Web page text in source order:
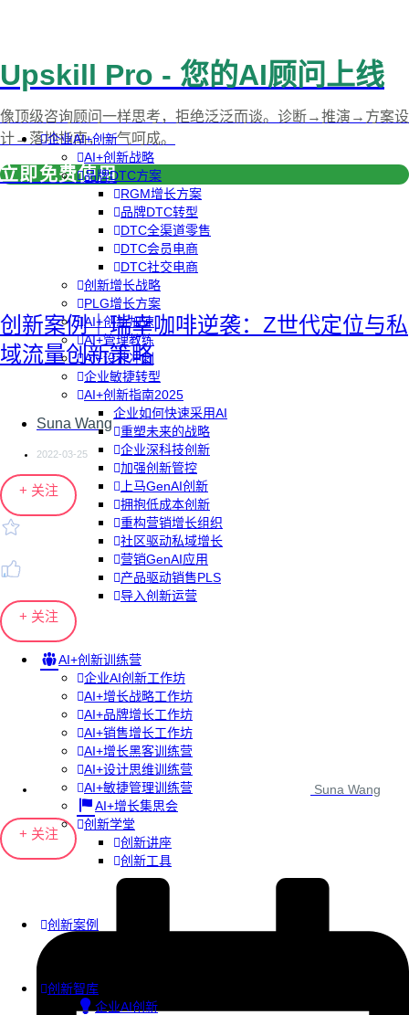
企业AI+创新
AI+创新战略
品牌DTC方案
RGM增长方案
品牌DTC转型
DTC全渠道零售
DTC会员电商
DTC社交电商
创新增长战略
PLG增长方案
AI+创新加速
AI+管理教练
AI+设计冲刺
企业敏捷转型
AI+创新指南2025
企业如何快速采用AI
重塑未来的战略
企业深科技创新
加强创新管控
上马GenAI创新
拥抱低成本创新
重构营销增长组织
社区驱动私域增长
营销GenAI应用
产品驱动销售PLS
导入创新运营
AI+创新训练营
企业AI创新工作坊
AI+增长战略工作坊
AI+品牌增长工作坊
AI+销售增长工作坊
AI+增长黑客训练营
AI+设计思维训练营
AI+敏捷管理训练营
AI+增长集思会
创新学堂
创新讲座
创新工具
创新案例
创新智库
企业AI创新
Upskill Pro - 您的AI顾问上线
像顶级咨询顾问一样思考，拒绝泛泛而谈。诊断→推演→方案设
计→落地指南，一气呵成。
立即免费使用
创新案例｜瑞幸咖啡逆袭：Z世代定位与私
域流量创新策略
Suna Wang
2022-03-25
+ 关注
+ 关注
Suna Wang
+ 关注